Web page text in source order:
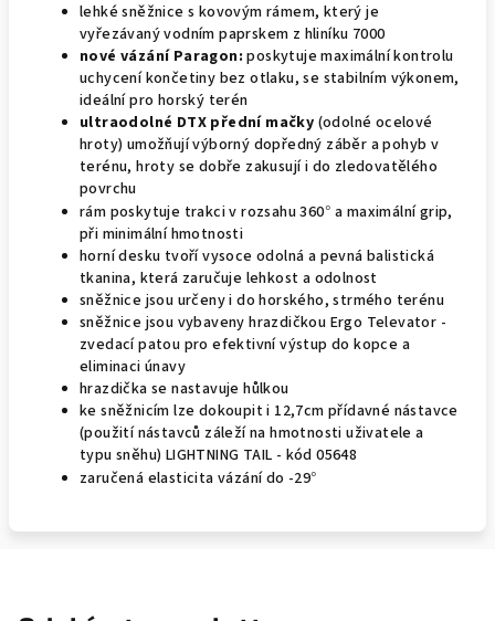
lehké sněžnice s kovovým rámem, který je
vyřezávaný vodním paprskem z hliníku 7000
nové vázání Paragon: poskytuje maximální kontrolu
uchycení končetiny bez otlaku, se stabilním výkonem,
ideální pro horský terén
ultraodolné DTX přední mačky (odolné ocelové
hroty) umožňují výborný dopředný záběr a pohyb v
terénu, hroty se dobře zakusují i do zledovatělého
povrchu
rám poskytuje trakci v rozsahu 360° a maximální grip,
při minimální hmotnosti
horní desku tvoří vysoce odolná a pevná balistická
tkanina, která zaručuje lehkost a odolnost
sněžnice jsou určeny i do horského, strmého terénu
sněžnice jsou vybaveny hrazdičkou Ergo Televator -
zvedací patou pro efektivní výstup do kopce a
eliminaci únavy
hrazdička se nastavuje hůlkou
ke sněžnicím lze dokoupit i 12,7cm přídavné nástavce
(použití nástavců záleží na hmotnosti uživatele a
typu sněhu) LIGHTNING TAIL - kód 05648
zaručená elasticita vázání do -29°